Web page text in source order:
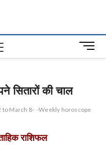
M
e
t
सितारों की चाल
to March 8- -Weekly horoscope
राशिफल